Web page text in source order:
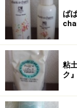
ぱ
粘
ク』